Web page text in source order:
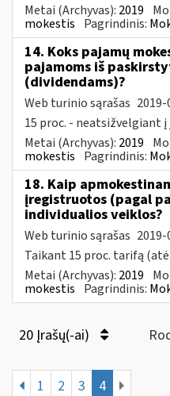
Metai (Archyvas): 2019
mokestis Pagrindinis:
14. Koks pajamų
pajamoms iš
(dividendams)?
Web turinio sąrašas
15 proc. - neatsižvelgiant į
Metai (Archyvas): 2019
mokestis Pagrindinis:
18. Kaip
įregistruotos (pagal
individualios veiklos?
Web turinio sąrašas
Taikant 15 proc. tarifą
Metai (Archyvas): 2019
mokestis Pagrindinis:
20 Įrašų(-ai)
1 2 3 4